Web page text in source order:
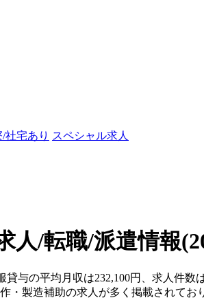
/社宅あり スペシャル求人
人/転職/派遣情報
与の平均月収は232,100円、求人件数
・製造補助の求人が多く掲載されてお